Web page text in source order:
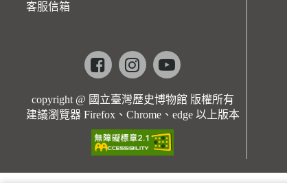
客服信箱
Facebookinstagramyoutube
copyright @ 國立臺灣歷史博物館 版權所有
建議瀏覽器 Firefox、Chrome、edge 以上版本